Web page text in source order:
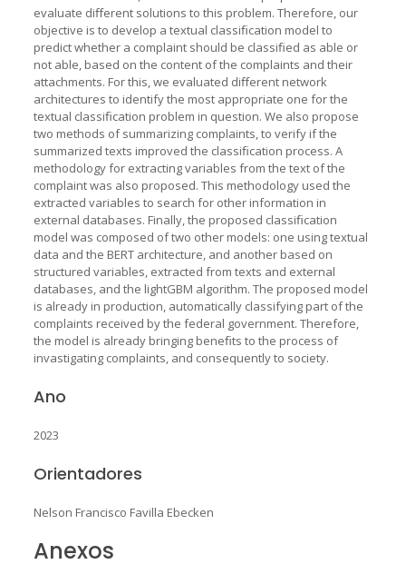
evaluate diﬀerent solutions to this problem. Therefore, our
objective is to develop a textual classiﬁcation model to
predict whether a complaint should be classiﬁed as able or
not able, based on the content of the complaints and their
attachments. For this, we evaluated diﬀerent network
architectures to identify the most appropriate one for the
textual classiﬁcation problem in question. We also propose
two methods of summarizing complaints, to verify if the
summarized texts improved the classiﬁcation process. A
methodology for extracting variables from the text of the
complaint was also proposed. This methodology used the
extracted variables to search for other information in
external databases. Finally, the proposed classiﬁcation
model was composed of two other models: one using textual
data and the BERT architecture, and another based on
structured variables, extracted from texts and external
databases, and the lightGBM algorithm. The proposed model
is already in production, automatically classifying part of the
complaints received by the federal government. Therefore,
the model is already bringing beneﬁts to the process of
invastigating complaints, and consequently to society.
Ano
2023
Orientadores
Nelson Francisco Favilla Ebecken
Anexos